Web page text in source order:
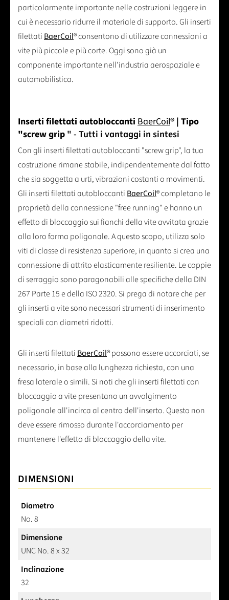
particolarmente importante nelle costruzioni leggere in
cui è necessario ridurre il materiale di supporto. Gli inserti
filettati BaerCoil® consentono di utilizzare connessioni a
vite più piccole e più corte. Oggi sono già un
componente importante nell'industria aerospaziale e
automobilistica.
Inserti filettati autobloccanti BaerCoil® | Tipo
"screw grip " - Tutti i vantaggi in sintesi
Con gli inserti filettati autobloccanti "screw grip", la tua
costruzione rimane stabile, indipendentemente dal fatto
che sia soggetta a urti, vibrazioni costanti o movimenti.
Gli inserti filettati autobloccanti BaerCoil® completano le
proprietà della connessione "free running" e hanno un
effetto di bloccaggio sui fianchi della vite avvitata grazie
alla loro forma poligonale. A questo scopo, utilizza solo
viti di classe di resistenza superiore, in quanto si crea una
connessione di attrito elasticamente resiliente. Le coppie
di serraggio sono paragonabili alle specifiche della DIN
267 Parte 15 e della ISO 2320. Si prega di notare che per
gli inserti a vite sono necessari strumenti di inserimento
speciali con diametri ridotti.
Gli inserti filettati BaerCoil® possono essere accorciati, se
necessario, in base alla lunghezza richiesta, con una
fresa laterale o simili. Si noti che gli inserti filettati con
bloccaggio a vite presentano un avvolgimento
poligonale all'incirca al centro dell'inserto. Questo non
deve essere rimosso durante l'accorciamento per
mantenere l'effetto di bloccaggio della vite.
DIMENSIONI
Diametro
No. 8
Dimensione
UNC No. 8 x 32
Inclinazione
32